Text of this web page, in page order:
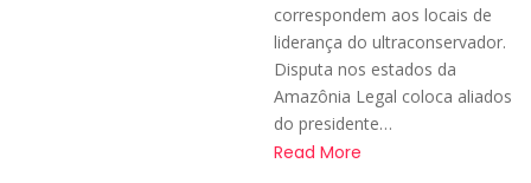
correspondem aos locais de
liderança do ultraconservador.
Disputa nos estados da
Amazônia Legal coloca aliados
do presidente…
Read More